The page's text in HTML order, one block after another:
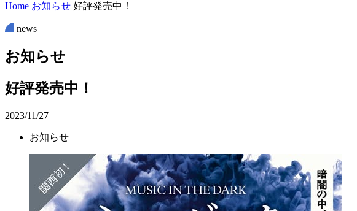
Home お知らせ 好評発売中！
news
お知らせ
好評発売中！
2023/11/27
お知らせ